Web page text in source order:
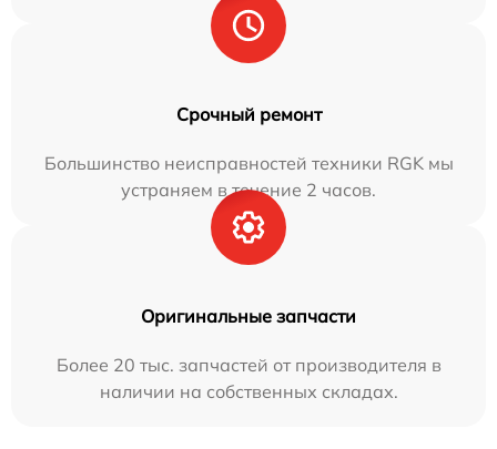
Срочный ремонт
Большинство неисправностей техники RGK мы
устраняем в течение 2 часов.
Оригинальные запчасти
Более 20 тыс. запчастей от производителя в
наличии на собственных складах.